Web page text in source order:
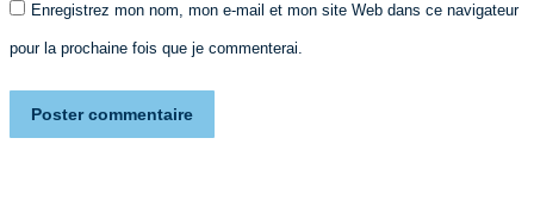
Enregistrez mon nom, mon e-mail et mon site Web dans ce navigateur
pour la prochaine fois que je commenterai.
Poster commentaire